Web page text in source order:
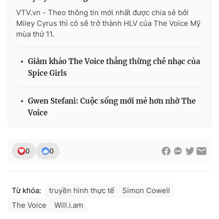
Giấy phép hoạt động báo in và báo điện tử số 483/GP-BTTTT
Phó Tổng Biên tập: Nguyễn Thị Mỹ Hạnh, Phạm Quốc Thắng,
Nguyễn Trọng Ninh
Tổng đài VTV:
024.38 355 931 - 024.38 355 932
VTV.vn - Theo thông tin mới nhất được chia sẻ bởi
Miley Cyrus thì cô sẽ trở thành HLV của The Voice Mỹ
mùa thứ 11.
Giám khảo The Voice thẳng thừng chê nhạc của
Spice Girls
Gwen Stefani: Cuộc sống mới mẻ hơn nhờ The
Voice
0 0
Từ khóa: truyền hình thực tế
Simon Cowell
The Voice
Will.i.am